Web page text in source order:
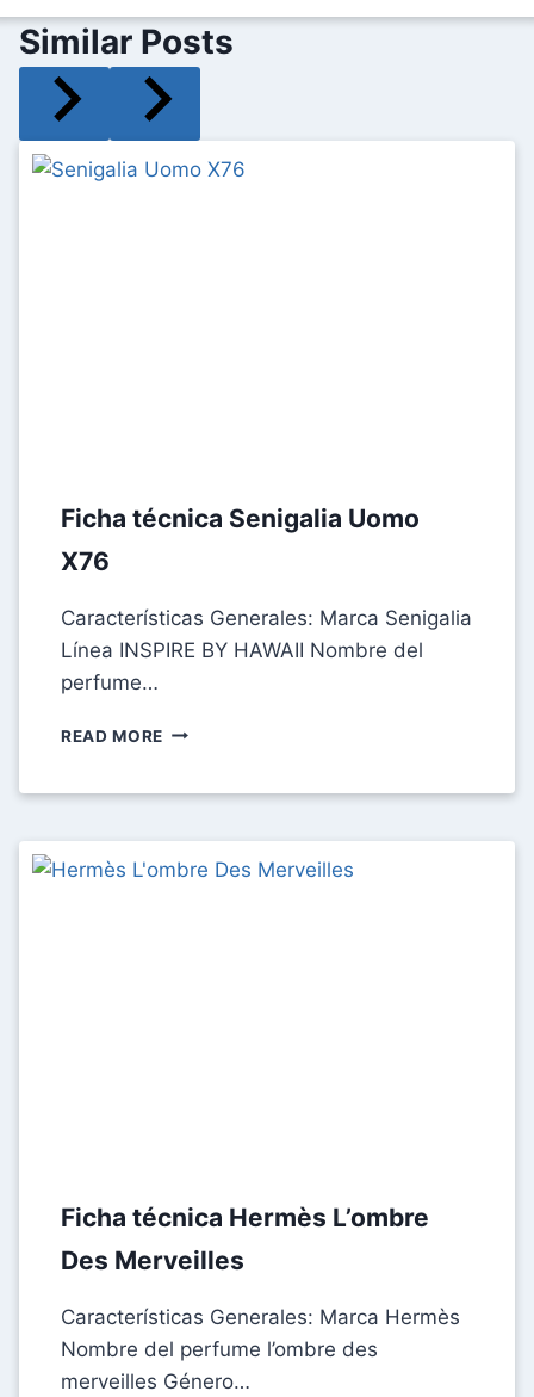
entradas
Similar Posts
Ficha técnica Senigalia Uomo
X76
Características Generales: Marca Senigalia
Línea INSPIRE BY HAWAII Nombre del
perfume…
READ MORE FICHA
Ficha técnica Hermès L’ombre
Des Merveilles
Características Generales: Marca Hermès
Nombre del perfume l’ombre des
merveilles Género…